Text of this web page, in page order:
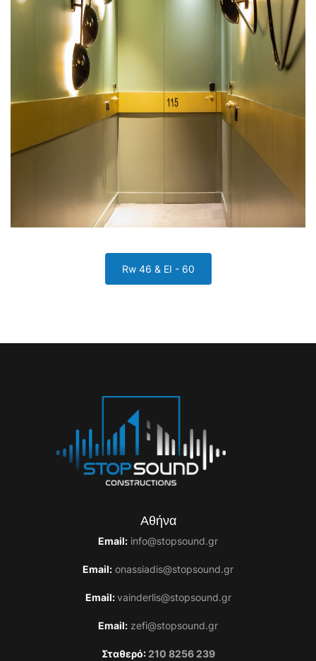
Rw 46 & EI - 60
Αθήνα
Email: info@stopsound.gr
Email: onassiadis@stopsound.gr
Email:vainderlis@stopsound.gr
Email: zefi@stopsound.gr
Σταθερό:210 8256 239